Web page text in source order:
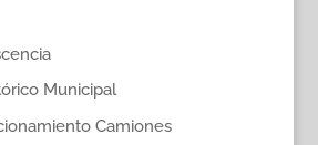
Municipal
Camiones